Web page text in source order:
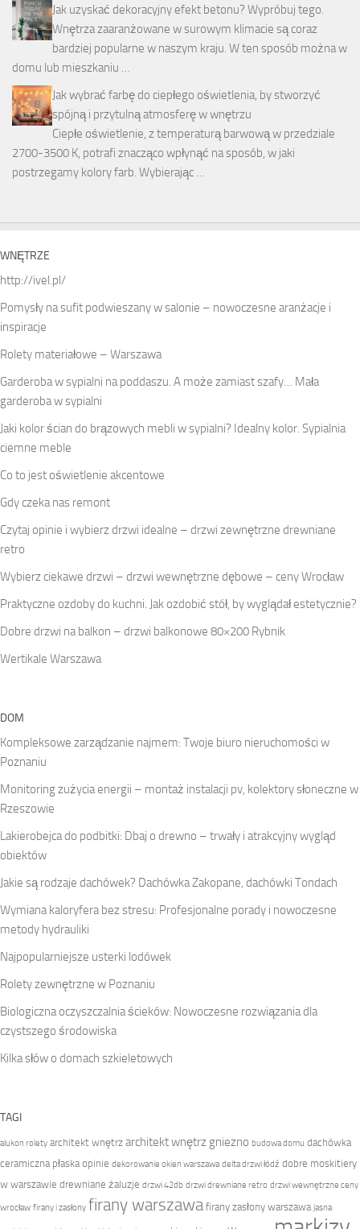
Jak uzyskać dekoracyjny efekt betonu? Wypróbuj tego.
Wnętrza zaaranżowane w surowym klimacie są coraz
bardziej popularne w naszym kraju. W ten sposób można w
domu lub mieszkaniu …
Jak wybrać farbę do ciepłego oświetlenia, by stworzyć
spójną i przytulną atmosferę w wnętrzu
Ciepłe oświetlenie, z temperaturą barwową w przedziale
2700-3500 K, potrafi znacząco wpłynąć na sposób, w jaki
postrzegamy kolory farb. Wybierając …
WNĘTRZE
http://ivel.pl/
Pomysły na sufit podwieszany w salonie – nowoczesne aranżacje i
inspiracje
Rolety materiałowe – Warszawa
Garderoba w sypialni na poddaszu. A może zamiast szafy… Mała
garderoba w sypialni
Jaki kolor ścian do brązowych mebli w sypialni? Idealny kolor. Sypialnia
ciemne meble
Co to jest oświetlenie akcentowe
Gdy czeka nas remont
Czytaj opinie i wybierz drzwi idealne – drzwi zewnętrzne drewniane
retro
Wybierz ciekawe drzwi – drzwi wewnętrzne dębowe – ceny Wrocław
Praktyczne ozdoby do kuchni. Jak ozdobić stół, by wyglądał estetycznie?
Dobre drzwi na balkon – drzwi balkonowe 80×200 Rybnik
Wertikale Warszawa
DOM
Kompleksowe zarządzanie najmem: Twoje biuro nieruchomości w
Poznaniu
Monitoring zużycia energii – montaż instalacji pv, kolektory słoneczne w
Rzeszowie
Lakierobejca do podbitki: Dbaj o drewno – trwały i atrakcyjny wygląd
obiektów
Jakie są rodzaje dachówek? Dachówka Zakopane, dachówki Tondach
Wymiana kaloryfera bez stresu: Profesjonalne porady i nowoczesne
metody hydrauliki
Najpopularniejsze usterki lodówek
Rolety zewnętrzne w Poznaniu
Biologiczna oczyszczalnia ścieków: Nowoczesne rozwiązania dla
czystszego środowiska
Kilka słów o domach szkieletowych
TAGI
alukon rolety architekt wnętrz architekt wnętrz gniezno budowa domu dachówka
ceramiczna płaska opinie dekorowanie okien warszawa delta drzwi łódź dobre moskitiery
w warszawie drewniane żaluzje drzwi 42db drzwi drewniane retro drzwi wewnętrzne ceny
wrocław firany i zasłony firany warszawa firany zasłony warszawa jasna